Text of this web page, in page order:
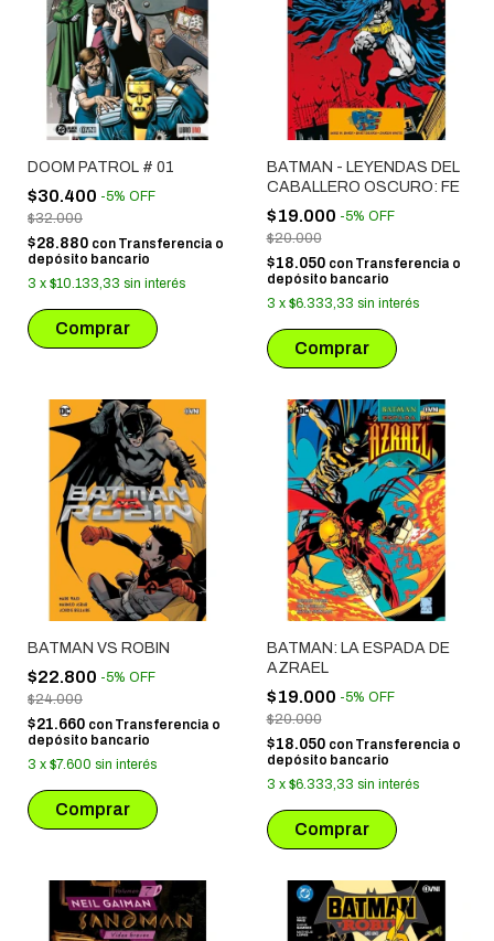
DOOM PATROL # 01
$30.400 -5% OFF
$32.000
$28.880 con Transferencia o
depósito bancario
3 x $10.133,33 sin interés
BATMAN - LEYENDAS DEL
CABALLERO OSCURO: FE
$19.000 -5% OFF
$20.000
$18.050 con Transferencia o
depósito bancario
3 x $6.333,33 sin interés
BATMAN VS ROBIN
$22.800 -5% OFF
$24.000
$21.660 con Transferencia o
depósito bancario
3 x $7.600 sin interés
BATMAN: LA ESPADA DE
AZRAEL
$19.000 -5% OFF
$20.000
$18.050 con Transferencia o
depósito bancario
3 x $6.333,33 sin interés